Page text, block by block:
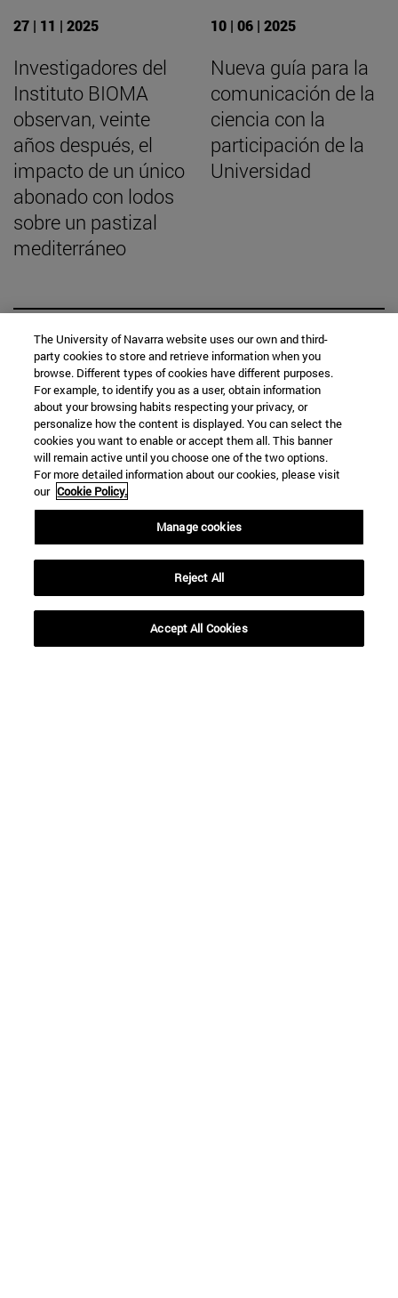
27 | 11 | 2025
Investigadores del
Instituto BIOMA
observan, veinte
años después, el
impacto de un único
abonado con lodos
sobre un pastizal
mediterráneo
10 | 06 | 2025
Nueva guía para la
comunicación de la
ciencia con la
participación de la
Universidad
BUSCADOR NOTICIAS
Desde
The University of Navarra website uses our own and third-
party cookies to store and retrieve information when you
browse. Different types of cookies have different purposes.
For example, to identify you as a user, obtain information
about your browsing habits respecting your privacy, or
personalize how the content is displayed. You can select the
cookies you want to enable or accept them all. This banner
will remain active until you choose one of the two options.
For more detailed information about our cookies, please visit
our Cookie Policy.
Manage cookies
Reject All
Accept All Cookies